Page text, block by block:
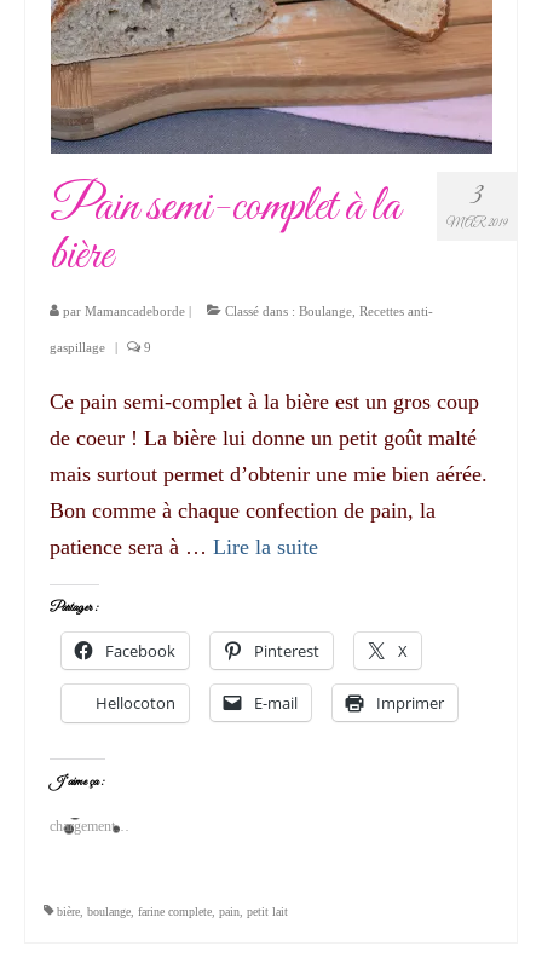
3
MAR 2019
Pain semi-complet à la
bière
par Mamancadeborde | Classé dans : Boulange Recettes anti-
gaspillage | 9
Ce pain semi-complet à la bière est un gros coup
de coeur ! La bière lui donne un petit goût malté
mais surtout permet d’obtenir une mie bien aérée.
Bon comme à chaque confection de pain, la
patience sera à … Lire la suite­­
Partager :
Facebook Pinterest X
Hellocoton E-mail Imprimer
J’aime ça :
chargement…
bière boulange farine complete pain petit lait